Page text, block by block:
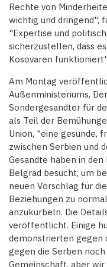
Rechte von
wichtig und dringend",
"Expertise und
sicherzustellen, dass
Kosovaren
Am Montag
Außenministeriums,
Sondergesandter für
als Teil der
Union, "eine gesunde,
zwischen Serbien und
Gesandte haben in
Belgrad besucht, um
neuen Vorschlag für
Beziehungen zu
anzukurbeln. Die
veröffentlicht. Einige
demonstrierten gegen
gegen die Serben
Gemeinschaft, aber wir